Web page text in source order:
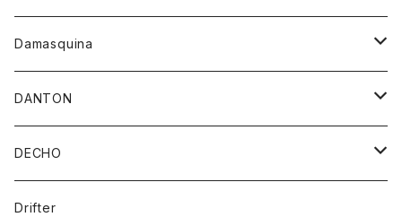
バンダナ
トレーナー
パーカー
Tシャツ
パーカー
ワンピース
ブラウス
キャップ
Damasquina
ウォレット
カードケース
バッグ
DANTON
アウター
コート
アクセサリー
DECHO
帽子
Drifter